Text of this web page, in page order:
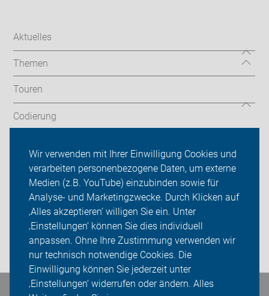
Wir verwenden mit Ihrer Einwilligung Cookies und
verarbeiten personenbezogene Daten, um externe
Medien (z.B. YouTube) einzubinden sowie für
Analyse- und Marketingzwecke. Durch Klicken auf
‚Alles akzeptieren‘ willigen Sie ein. Unter
‚Einstellungen‘ können Sie dies individuell
anpassen. Ohne Ihre Zustimmung verwenden wir
nur technisch notwendige Cookies. Die
Einwilligung können Sie jederzeit unter
‚Einstellungen‘ widerrufen oder ändern. Alles
Aktuelles
Themen
Touren
Codierung
ADFC Velbert
Sei dabei
Presse
Login